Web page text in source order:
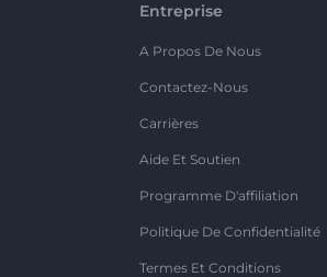
Entreprise
A Propos De Nous
Contactez-Nous
Carrières
Aide Et Soutien
Programme D'affiliation
Politique De Confidentialité
Termes Et Conditions